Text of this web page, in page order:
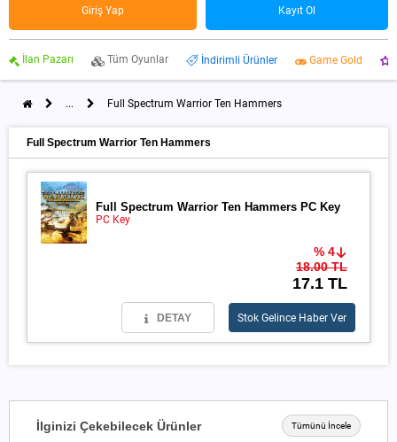
Giriş Yap Kayıt Ol
İlan Pazarı Tüm Oyunlar İndirimli Ürünler Game Gold
... Full Spectrum Warrior Ten Hammers
Full Spectrum Warrior Ten Hammers
Full Spectrum Warrior Ten Hammers PC Key
PC Key
% 4
18.00 TL
17.1 TL
DETAY Stok Gelince Haber Ver
İlginizi Çekebilecek Ürünler Tümünü İncele